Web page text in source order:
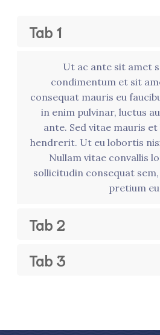
Tab 1
Ut ac ante sit amet
condimentum et sit
consequat mauris eu
in enim pulvinar, luctus
ante. Sed vitae mauris et
hendrerit. Ut eu lobortis
Nullam vitae convallis
sollicitudin consequat
pretium
Tab 2
Tab 3